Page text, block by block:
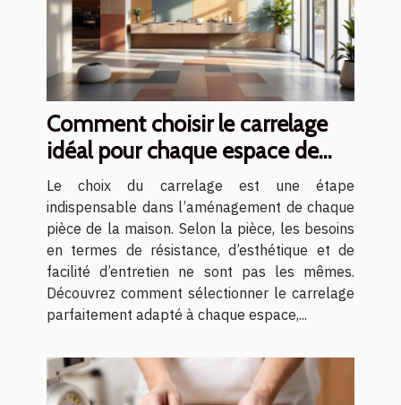
Comment choisir le carrelage
idéal pour chaque espace de
votre maison ?
Le choix du carrelage est une étape
indispensable dans l’aménagement de chaque
pièce de la maison. Selon la pièce, les besoins
en termes de résistance, d’esthétique et de
facilité d’entretien ne sont pas les mêmes.
Découvrez comment sélectionner le carrelage
parfaitement adapté à chaque espace,...